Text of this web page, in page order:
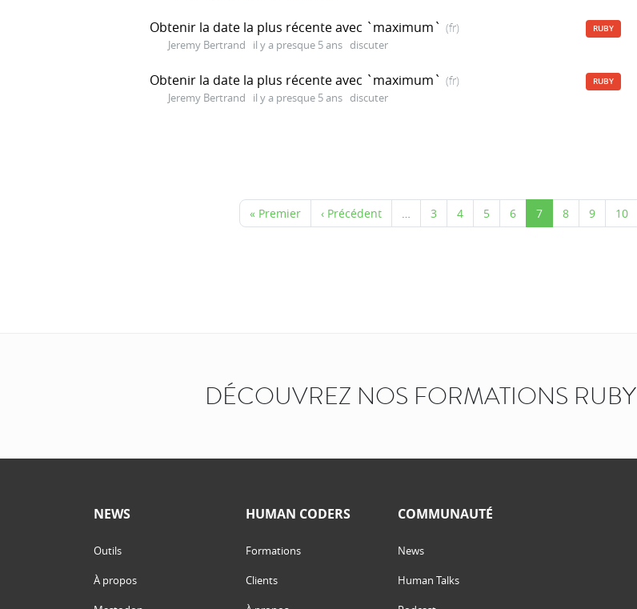
Obtenir la date la plus récente avec `maximum` (fr)
Jeremy Bertrand il y a presque 5 ans discuter
RUBY
Obtenir la date la plus récente avec `maximum` (fr)
Jeremy Bertrand il y a presque 5 ans discuter
RUBY
« Premier ‹ Précédent 3 4 5 6 7 8 9 10
DÉCOUVREZ NOS FORMATIONS RUBY
NEWS
Outils
À propos
HUMAN CODERS
Formations
Clients
COMMUNAUTÉ
News
Human Talks